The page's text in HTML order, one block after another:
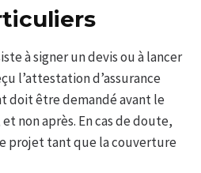
à signer un devis ou à lancer
l’attestation d’assurance
doit être demandé avant le
non après. En cas de doute,
projet tant que la couverture